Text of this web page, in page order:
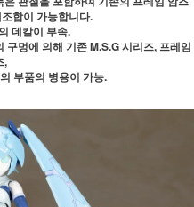
합이 가능합니다.
데칼이 부속.
멍에 의해 기존 M.S.G 시리즈, 프레임
,
부품의 병용이 가능.